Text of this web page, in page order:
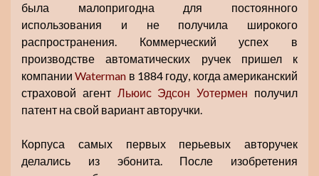
была малопригодна для постоянного
использования и не получила широкого
распространения. Коммерческий успех в
производстве автоматических ручек пришел к
компанииWaterman в 1884 году, когда американский
страховой агент Льюис Эдсон Уотермен получил
патент на свой вариант авторучки.
Корпуса самых первых перьевых авторучек
делались из эбонита. После изобретения